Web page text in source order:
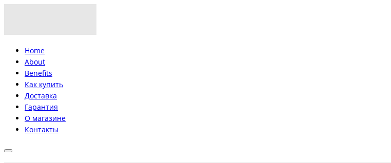
Home
About
Benefits
Как купить
Доставка
Гарантия
О магазине
Контакты